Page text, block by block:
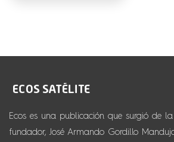
Ecos es una publicación que surgió de
fundador, José Armando Gordillo